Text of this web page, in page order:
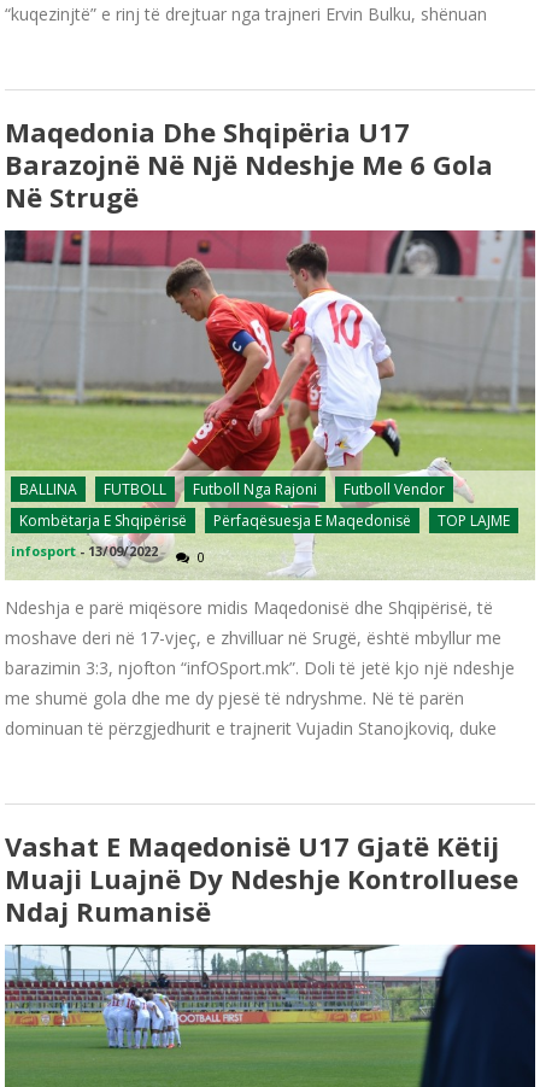
“kuqezinjtë” e rinj të drejtuar nga trajneri Ervin Bulku, shënuan
Maqedonia Dhe Shqipëria U17
Barazojnë Në Një Ndeshje Me 6 Gola
Në Strugë
BALLINA FUTBOLL Futboll Nga Rajoni
Futboll Vendor
Kombëtarja E Shqipërisë
Përfaqësuesja E Maqedonisë TOP LAJME
infosport - 13/09/2022 0
Ndeshja e parë miqësore midis Maqedonisë dhe Shqipërisë, të
moshave deri në 17-vjeç, e zhvilluar në Srugë, është mbyllur me
barazimin 3:3, njofton “infOSport.mk”. Doli të jetë kjo një ndeshje
me shumë gola dhe me dy pjesë të ndryshme. Në të parën
dominuan të përzgjedhurit e trajnerit Vujadin Stanojkoviq, duke
Vashat E Maqedonisë U17 Gjatë Këtij
Muaji Luajnë Dy Ndeshje Kontrolluese
Ndaj Rumanisë